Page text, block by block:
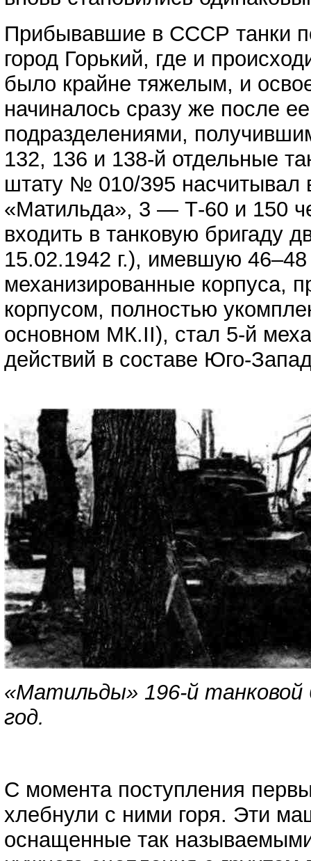
Прибывавшие в СССР танки
город Горький, где и
было крайне тяжелым, и
начиналось сразу же после
подразделениями,
132, 136 и 138-й отдельные
штату № 010/395
«Матильда», 3 — Т-60 и 150
входить в танковую бригаду
15.02.1942 г.), имевшую
механизированные корпуса,
корпусом, полностью
основном МК.II), стал 5-й
действий в составе Юго-
«Матильды» 196-й танковой
год.
С момента поступления
хлебнули с ними горя. Эти
оснащенные так